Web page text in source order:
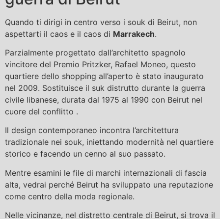
Quando ti dirigi in centro verso i souk di Beirut, non
aspettarti il ​​caos e il caos di Marrakech.
Parzialmente progettato dall’architetto spagnolo
vincitore del Premio Pritzker, Rafael Moneo, questo
quartiere dello shopping all’aperto è stato inaugurato
nel 2009. Sostituisce il suk distrutto durante la guerra
civile libanese, durata dal 1975 al 1990 con Beirut nel
cuore del conflitto .
Il design contemporaneo incontra l’architettura
tradizionale nei souk, iniettando modernità nel quartiere
storico e facendo un cenno al suo passato.
Mentre esamini le file di marchi internazionali di fascia
alta, vedrai perché Beirut ha sviluppato una reputazione
come centro della moda regionale.
Nelle vicinanze, nel distretto centrale di Beirut, si trova il